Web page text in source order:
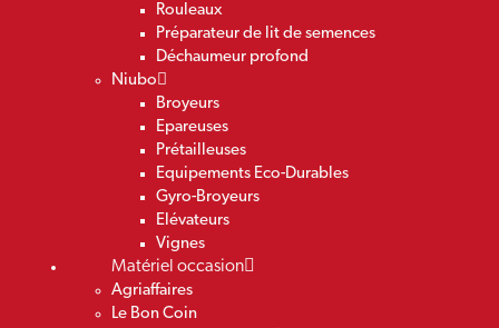
Rouleaux
Préparateur de lit de semences
Déchaumeur profond
Niubo
Broyeurs
Epareuses
Prétailleuses
Equipements Eco-Durables
Gyro-Broyeurs
Elévateurs
Vignes
Matériel occasion
Agriaffaires
Le Bon Coin